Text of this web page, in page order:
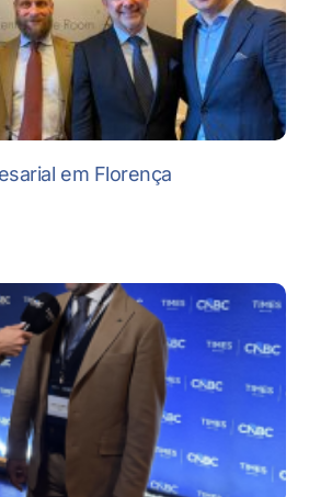
em Florença